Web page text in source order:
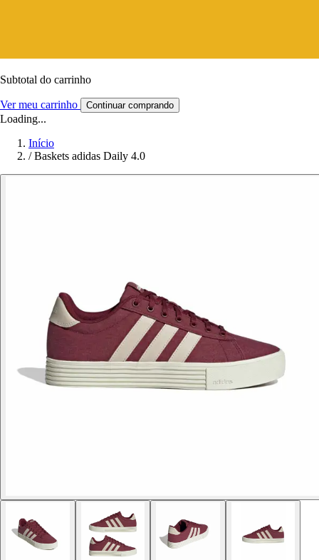
Subtotal do carrinho
Ver meu carrinho Continuar comprando
Loading...
Início
/ Baskets adidas Daily 4.0